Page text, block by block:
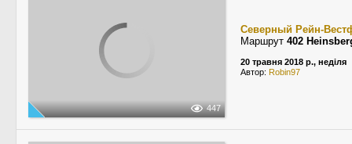
447
Северный Рейн-
Маршрут 402
20 травня 2018 р., неділя
Автор: Robin97